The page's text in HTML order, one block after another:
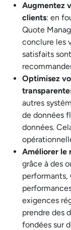
Augmentez
clients: en
Quote
conclure les
satisfaits
Optimisez
autres
de données
données.
Améliorer le
grâce à des
performants,
exigences
prendre des
fondées sur